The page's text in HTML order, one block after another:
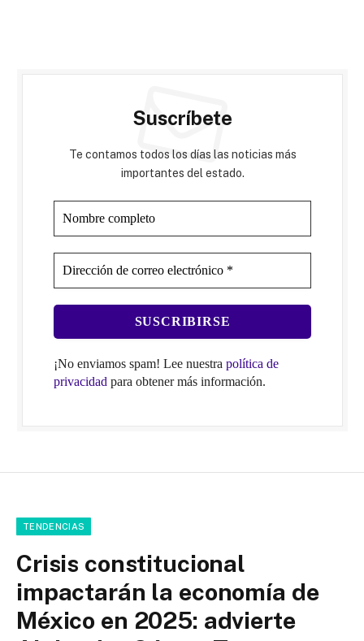
Suscríbete
Te contamos todos los días las noticias más
importantes del estado.
¡No enviamos spam! Lee nuestra política de
privacidad para obtener más información.
TENDENCIAS
Crisis constitucional
impactarán la economía de
México en 2025: advierte